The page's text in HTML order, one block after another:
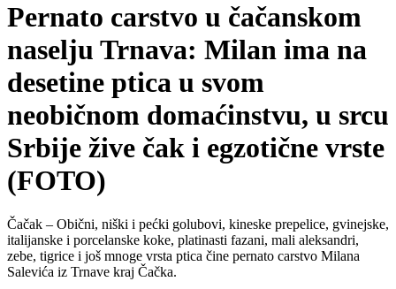
Pernato carstvo u čačanskom
naselju Trnava: Milan ima na
desetine ptica u svom
neobičnom domaćinstvu, u srcu
Srbije žive čak i egzotične vrste
(FOTO)
Čačak – Obični, niški i pećki golubovi, kineske prepelice, gvinejske,
italijanske i porcelanske koke, platinasti fazani, mali aleksandri,
zebe, tigrice i još mnoge vrsta ptica čine pernato carstvo Milana
Salevića iz Trnave kraj Čačka.